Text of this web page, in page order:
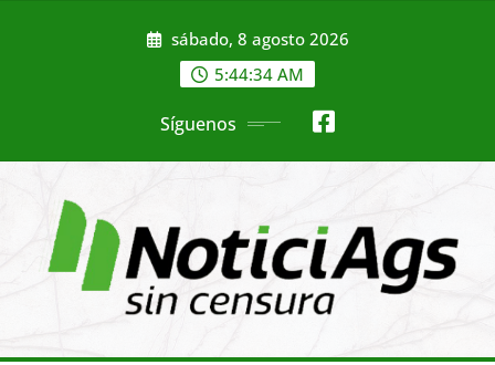
sábado, 8 agosto 2026
5:44:36 AM
Síguenos